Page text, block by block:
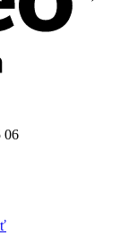
06